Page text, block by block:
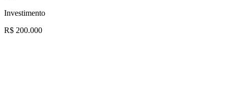
Investimento
R$ 200.000